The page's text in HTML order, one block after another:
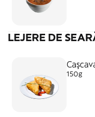
LEJERE DE
150g